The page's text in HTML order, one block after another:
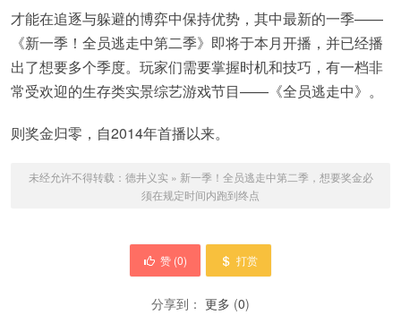
才能在追逐与躲避的博弈中保持优势，其中最新的一季——
《新一季！全员逃走中第二季》即将于本月开播，并已经播
出了想要多个季度。玩家们需要掌握时机和技巧，有一档非
常受欢迎的生存类实景综艺游戏节目——《全员逃走中》。
则奖金归零，自2014年首播以来。
未经允许不得转载： 德井义实 » 新一季！全员逃走中第二季，想要奖金必
须在规定时间内跑到终点
赞 (0) 打赏
分享到： 更多 (0)